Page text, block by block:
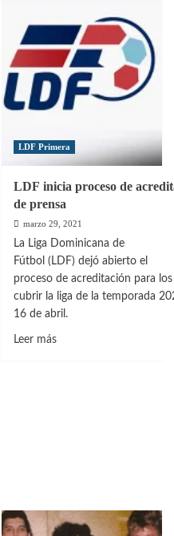
LDF Primera
LDF inicia proceso de
de prensa
marzo 29, 2021
La Liga Dominicana de
Fútbol (LDF) dejó abierto el
proceso de acreditación para
cubrir la liga de la temporada
16 de abril.
Leer másLeer